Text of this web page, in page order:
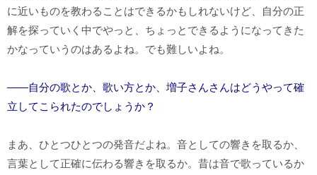
に近いものを教わることはできるかもしれないけど、自分の正
解を探っていく中でやっと、ちょっとできるようになってきた
かなっていうのはあるよね。でも難しいよね。
――自分の歌とか、歌い方とか、増子さんさんはどうやって確
立してこられたのでしょうか？
まあ、ひとつひとつの発音だよね。音としての響きを取るか、
言葉として正確に伝わる響きを取るか。昔は音で歌っているか